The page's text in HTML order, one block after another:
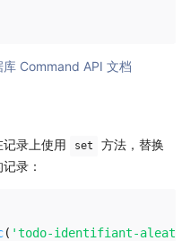
库 Command API 文档
录上使用 set
方法，替换
录：
( 'todo-identifiant-